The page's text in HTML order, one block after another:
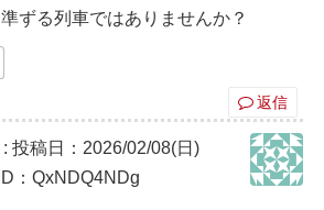
ずる列車ではありませんか？
返信
: 投稿日：2026/02/08(日)
ID：QxNDQ4NDg